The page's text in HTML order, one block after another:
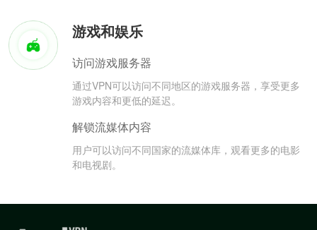
游戏和娱乐
访问游戏服务器
通过VPN可以访问不同地区的游戏服务器，享受更多
游戏内容和更低的延迟。
解锁流媒体内容
用户可以访问不同国家的流媒体库，观看更多的电影
和电视剧。